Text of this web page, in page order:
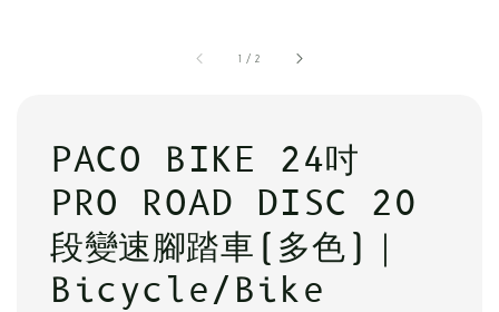
1 /2
PACO BIKE 24吋
PRO ROAD DISC 20
段變速腳踏車(多色)｜
Bicycle/Bike